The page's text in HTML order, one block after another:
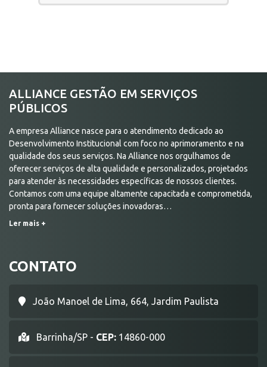
ALLIANCE GESTÃO EM SERVIÇOS
PÚBLICOS
A empresa Alliance nasce para o atendimento dedicado ao
Desenvolvimento Institucional com foco no aprimoramento e na
qualidade dos seus serviços. Na Alliance nos orgulhamos de
oferecer serviços de alta qualidade e personalizados, projetados
para atender às necessidades específicas de nossos clientes.
Contamos com uma equipe altamente capacitada e comprometida,
pronta para fornecer soluções inovadoras…
Ler mais +
CONTATO
João Manoel de Lima, 664, Jardim Paulista
Barrinha/SP - CEP: 14860-000